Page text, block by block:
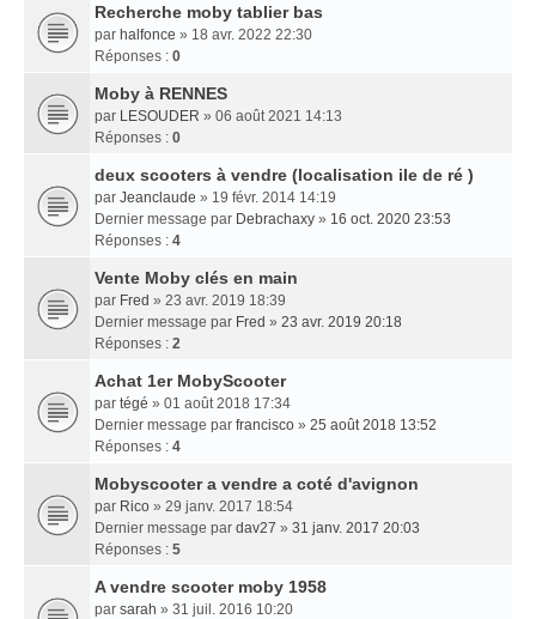
Recherche moby tablier bas
par halfonce » 18 avr. 2022 22:30
Réponses : 0
Moby à RENNES
par LESOUDER » 06 août 2021 14:13
Réponses : 0
deux scooters à vendre (localisation ile de ré )
par Jeanclaude » 19 févr. 2014 14:19
Dernier message par Debrachaxy » 16 oct. 2020 23:53
Réponses : 4
Vente Moby clés en main
par Fred » 23 avr. 2019 18:39
Dernier message par Fred » 23 avr. 2019 20:18
Réponses : 2
Achat 1er MobyScooter
par tégé » 01 août 2018 17:34
Dernier message par francisco » 25 août 2018 13:52
Réponses : 4
Mobyscooter a vendre a coté d'avignon
par Rico » 29 janv. 2017 18:54
Dernier message par dav27 » 31 janv. 2017 20:03
Réponses : 5
A vendre scooter moby 1958
par sarah » 31 juil. 2016 10:20